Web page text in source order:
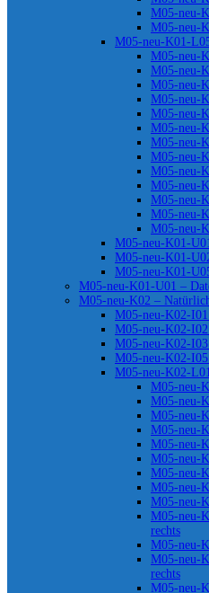
M05-neu-
M05-neu-
M05-neu-K01-
M05-neu-
M05-neu-
M05-neu-
M05-neu-
M05-neu-
M05-neu-
M05-neu-
M05-neu-
M05-neu-
M05-neu-
M05-neu-
M05-neu-
M05-neu-
M05-neu-K01-
M05-neu-K01-
M05-neu-K01-
M05-neu-K01-U01 –
M05-neu-K02 –
M05-neu-K02-
M05-neu-K02-
M05-neu-K02-
M05-neu-K02-
M05-neu-K02-
M05-neu-
M05-neu-
M05-neu-
M05-neu-
M05-neu-
M05-neu-
M05-neu-
M05-neu-
M05-neu-
M05-neu-
rechts
M05-neu-
M05-neu-
rechts
M05-neu-